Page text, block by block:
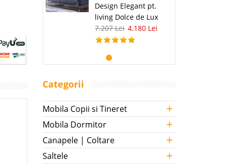
Design Elegant pt.
living Dolce de Lux
7.207 Lei 4.180 Lei
Categorii
Mobila Copii si Tineret +
Mobila Dormitor +
Canapele | Coltare +
Saltele +